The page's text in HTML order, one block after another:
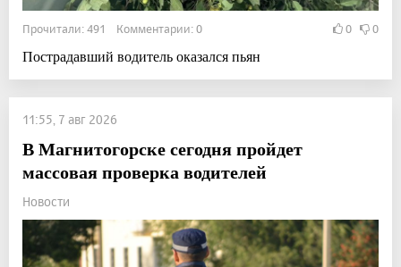
Прочитали: 491 Комментарии: 0 0 0
Пострадавший водитель оказался пьян
11:55, 7 авг 2026
В Магнитогорске сегодня пройдет
массовая проверка водителей
Новости